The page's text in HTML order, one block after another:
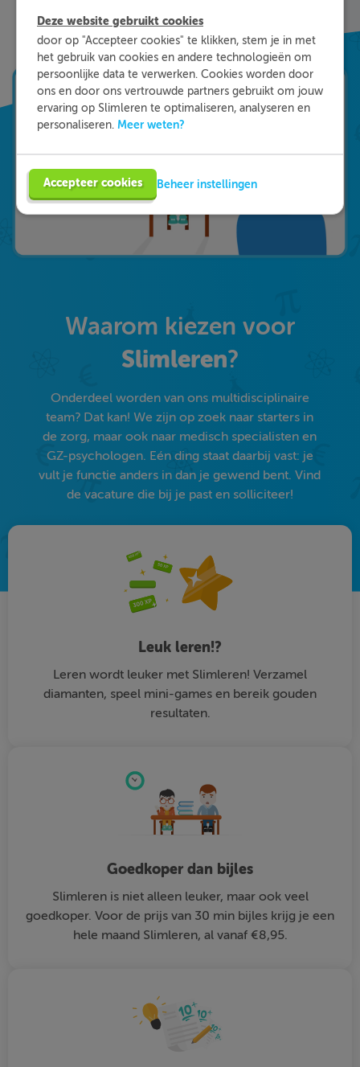
Zo leer je sneller en effectiever; dat is pas
Slimleren!
Waarom kiezen voor
Slimleren?
Onderdeel worden van ons multidisciplinaire
team? Dat kan! We zijn op zoek naar starters in
de zorg, maar ook naar medisch specialisten en
GZ-psychologen. Eén ding staat daarbij vast: je
vult je functie anders in dan je gewend bent. Vind
de vacature die bij je past en solliciteer!
Leuk leren!?
Leren wordt leuker met Slimleren! Verzamel
diamanten, speel mini-games en bereik gouden
resultaten.
Goedkoper dan bijles
Slimleren is niet alleen leuker, maar ook veel
goedkoper. Voor de prijs van 30 min bijles krijg je een
hele maand Slimleren, al vanaf €8,95.
Deze website gebruikt cookies
door op "Accepteer cookies" te klikken, stem je in met
het gebruik van cookies en andere technologieën om
persoonlijke data te verwerken. Cookies worden door
ons en door ons vertrouwde partners gebruikt om jouw
ervaring op Slimleren te optimaliseren, analyseren en
personaliseren. Meer weten?
Accepteer cookies Beheer instellingen